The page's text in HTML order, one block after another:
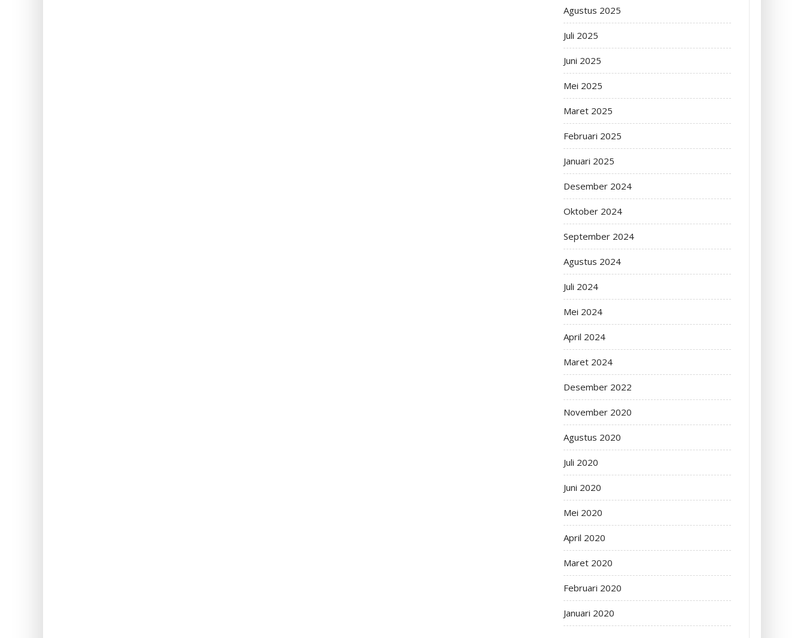
Agustus 2025
Juli 2025
Juni 2025
Mei 2025
Maret 2025
Februari 2025
Januari 2025
Desember 2024
Oktober 2024
September 2024
Agustus 2024
Juli 2024
Mei 2024
April 2024
Maret 2024
Desember 2022
November 2020
Agustus 2020
Juli 2020
Juni 2020
Mei 2020
April 2020
Maret 2020
Februari 2020
Januari 2020